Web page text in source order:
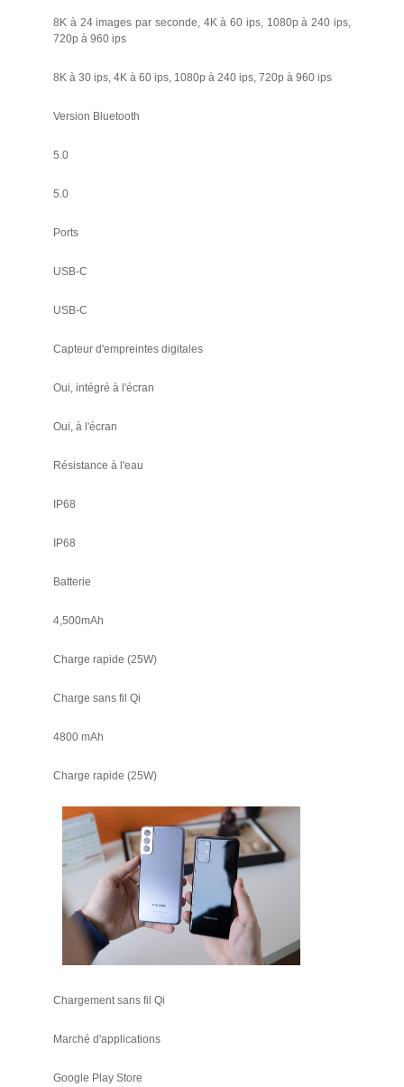
8K à 24 images par seconde, 4K à 60 ips, 1080p à 240 ips,
720p à 960 ips
8K à 30 ips, 4K à 60 ips, 1080p à 240 ips, 720p à 960 ips
Version Bluetooth
5.0
5.0
Ports
USB-C
USB-C
Capteur d'empreintes digitales
Oui, intégré à l'écran
Oui, à l'écran
Résistance à l'eau
IP68
IP68
Batterie
4,500mAh
Charge rapide (25W)
Charge sans fil Qi
4800 mAh
Charge rapide (25W)
Chargement sans fil Qi
Marché d'applications
Google Play Store